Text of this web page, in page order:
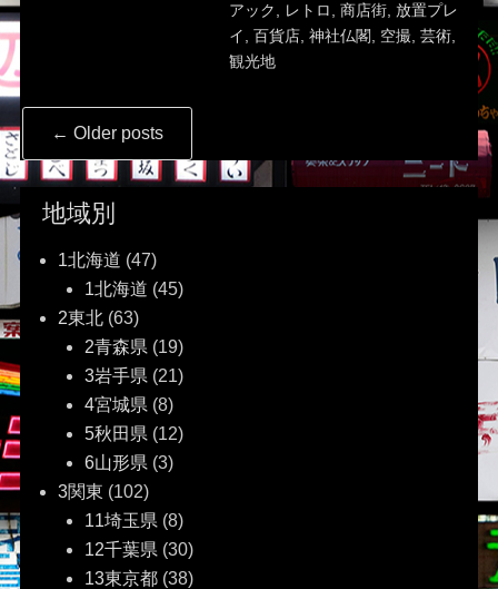
アック
レトロ 商店街, 放置プレ
イ
百貨店, 神社仏閣 空撮, 芸術,
観光地
Post
navigation
← Older posts
地域別
1北海道 (47)
1北海道 (45)
2東北(63)
2青森県 (19)
3岩手県 (21)
4宮城県 (8)
5秋田県 (12)
6山形県 (3)
3関東 (102)
11埼玉県 (8)
12千葉県 (30)
13東京都(38)